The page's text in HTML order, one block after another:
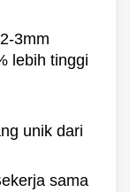
2-3mm
lebih tinggi
unik dari
sama